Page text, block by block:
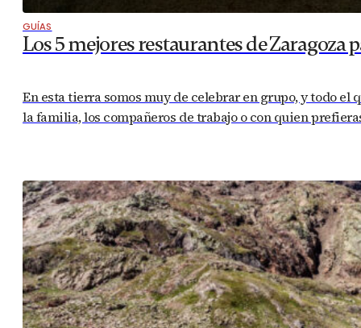
GUÍAS
Los 5 mejores restaurantes de Zaragoza
En esta tierra somos muy de celebrar en grupo, y todo
la familia, los compañeros de trabajo o con quien